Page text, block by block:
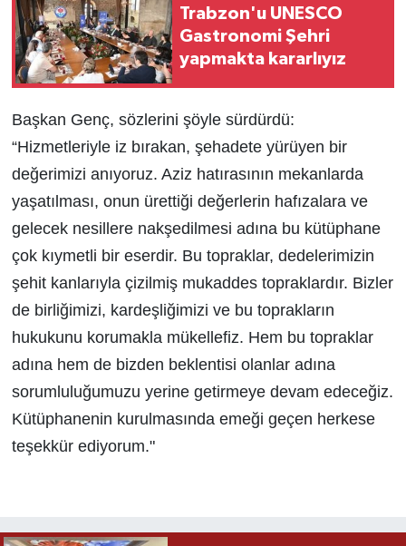
Trabzon'u UNESCO
Gastronomi Şehri
yapmakta kararlıyız
Başkan Genç, sözlerini şöyle sürdürdü:
“Hizmetleriyle iz bırakan, şehadete yürüyen bir
değerimizi anıyoruz. Aziz hatırasının mekanlarda
yaşatılması, onun ürettiği değerlerin hafızalara ve
gelecek nesillere nakşedilmesi adına bu kütüphane
çok kıymetli bir eserdir. Bu topraklar, dedelerimizin
şehit kanlarıyla çizilmiş mukaddes topraklardır. Bizler
de birliğimizi, kardeşliğimizi ve bu toprakların
hukukunu korumakla mükellefiz. Hem bu topraklar
adına hem de bizden beklentisi olanlar adına
sorumluluğumuzu yerine getirmeye devam edeceğiz.
Kütüphanenin kurulmasında emeği geçen herkese
teşekkür ediyorum."